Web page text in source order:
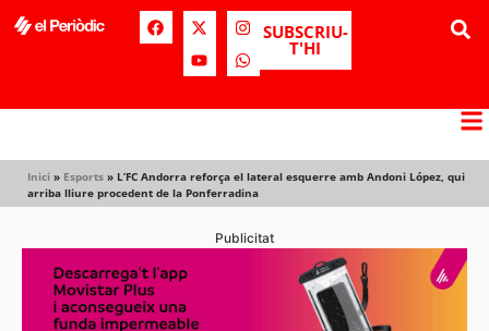
SUBSCRIU-
T'HI
Inici » Esports » L’FC Andorra reforça el lateral esquerre amb Andoni López, qui
arriba lliure procedent de la Ponferradina
Publicitat